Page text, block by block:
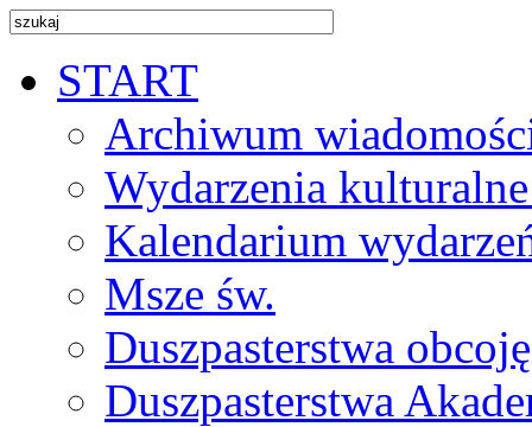
START
Archiwum
Wydarzenia
Kalendarium
Msze św.
Duszpasterstwa
Duszpasterstwa